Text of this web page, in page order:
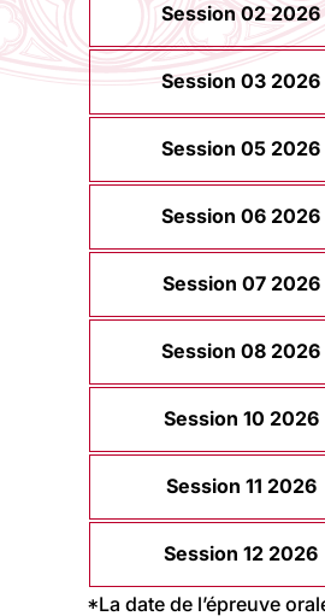
Session 02 2026
Session 03 2026
Session 05 2026
Session 06 2026
Session 07 2026
Session 08 2026
Session 10 2026
Session 11 2026
Session 12 2026
*La date de l’épreuve